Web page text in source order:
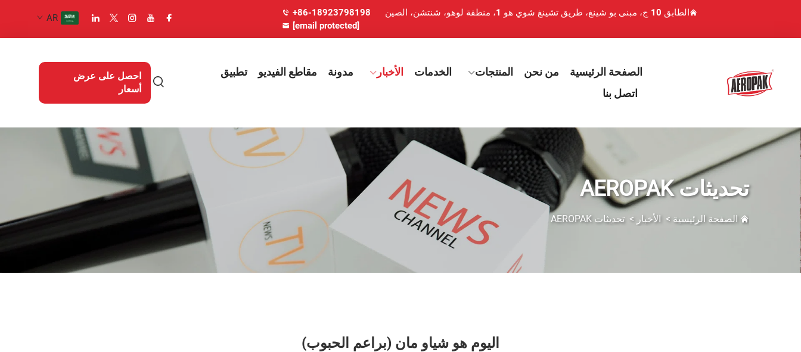
الطابق 10 ج، مبنى بو شينغ، طريق تشينغ شوي هو 1، منطقة لوهو، شنتشن، الصين
+86-18923798198
[email protected]
AR
الصفحة الرئيسية من نحن المنتجات الخدمات الأخبار مدونة مقاطع الفيديو
تطبيق
اتصل بنا
احصل على عرض
أسعار
تحديثات AEROPAK
الصفحة الرئيسية > الأخبار > تحديثات AEROPAK
اليوم هو شياو مان (براعم الحبوب)